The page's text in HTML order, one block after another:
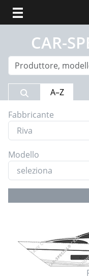
CAR-
Risultato della
A–Z
Fabbricante
Modello